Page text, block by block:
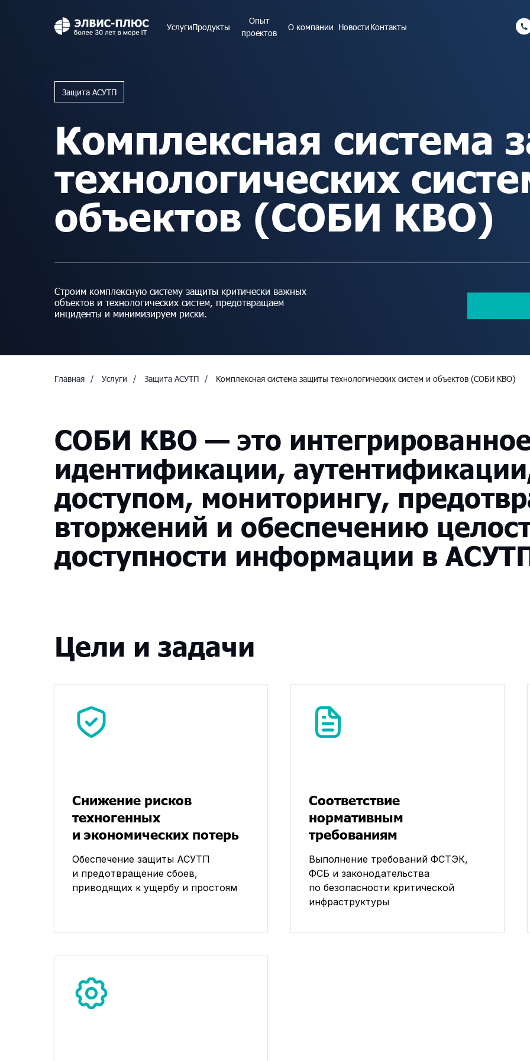
УслугиПродукты
Опыт
проектов
О компании НовостиКонтакты
УслугиПродукты Опыт проектовО компании НовостиКонтакты
Строим комплексную систему защиты критически важных
объектов и технологических систем, предотвращаем
инциденты и минимизируем риски.
Защита АСУТП
Комплексная система
технологических
объектов (СОБИ КВО)
Главная / Услуги / Защита АСУТП / Комплексная система защиты технологических систем и объектов (СОБИ КВО)
СОБИ КВО — это
идентификации,
доступом, мониторингу,
вторжений и обеспечению
доступности информации в
Цели и задачи
Снижение рисков
техногенных
и экономических потерь
Обеспечение защиты АСУТП
и предотвращение сбоев,
приводящих к ущербу и простоям
Соответствие
нормативным
требованиям
Выполнение требований ФСТЭК,
ФСБ и законодательства
по безопасности критической
инфраструктуры